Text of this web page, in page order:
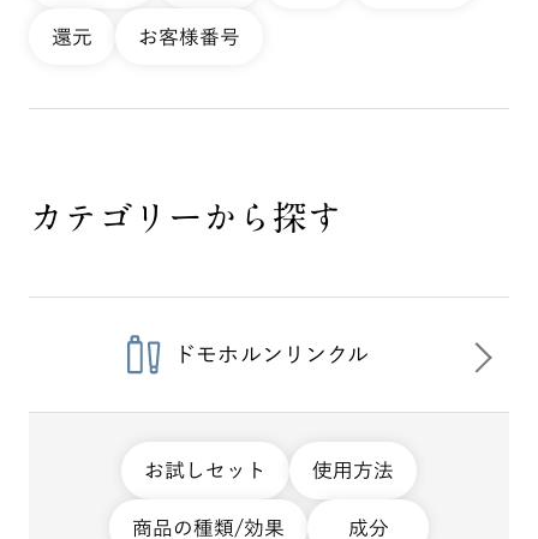
還元 お客様番号
カテゴリーから探す
ドモホルンリンクル
お試しセット 使用方法
商品の種類/効果 成分